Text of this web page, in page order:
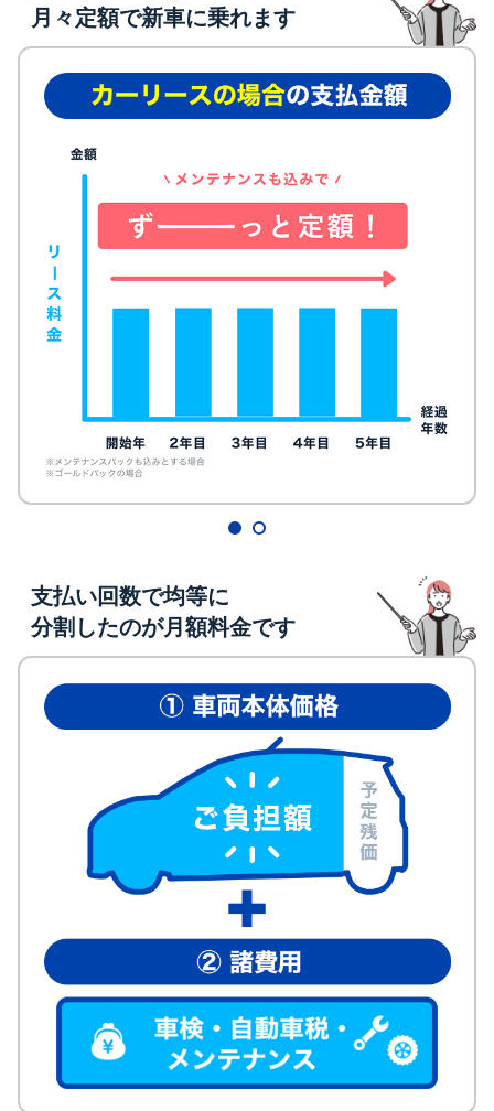
月々定額で新車に乗れます
支払い回数で均等に
分割したのが月額料金です